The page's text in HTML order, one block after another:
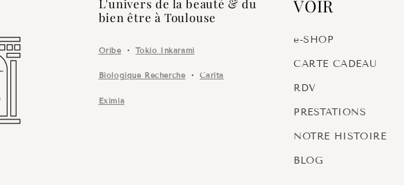
L'univers de la beauté & du
bien être à Toulouse
Oribe ・Tokio Inkarami
Biologique Recherche ・Carita
Eximia
VOIR
e-SHOP
CARTE CADEAU
RDV
PRESTATIONS
NOTRE HISTOIRE
BLOG